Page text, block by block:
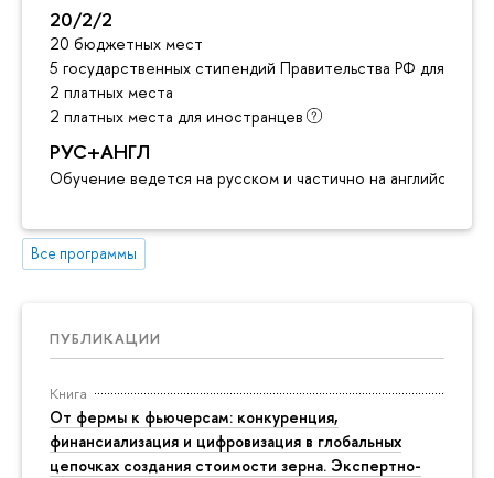
20/2/2
20 бюджетных мест
5 государственных стипендий Правительства РФ для
2 платных места
2 платных места для иностранцев
РУС+АНГЛ
Обучение ведется на русском и частично на английском
Все программы
ПУБЛИКАЦИИ
Книга
От фермы к фьючерсам: конкуренция,
финансиализация и цифровизация в глобальных
цепочках создания стоимости зерна. Экспертно-